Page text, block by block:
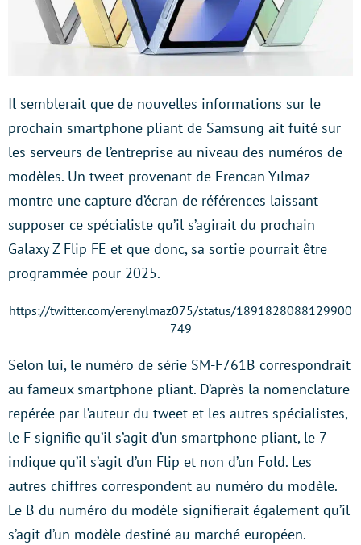
Il semblerait que de nouvelles informations sur le
prochain smartphone pliant de Samsung ait fuité sur
les serveurs de l’entreprise au niveau des numéros de
modèles. Un tweet provenant de Erencan Yılmaz
montre une capture d’écran de références laissant
supposer ce spécialiste qu’il s’agirait du prochain
Galaxy Z Flip FE et que donc, sa sortie pourrait être
programmée pour 2025.
https://twitter.com/erenylmaz075/status/1891828088129900
749
Selon lui, le numéro de série SM-F761B correspondrait
au fameux smartphone pliant. D’après la nomenclature
repérée par l’auteur du tweet et les autres spécialistes,
le F signifie qu’il s’agit d’un smartphone pliant, le 7
indique qu’il s’agit d’un Flip et non d’un Fold. Les
autres chiffres correspondent au numéro du modèle.
Le B du numéro du modèle signifierait également qu’il
s’agit d’un modèle destiné au marché européen.